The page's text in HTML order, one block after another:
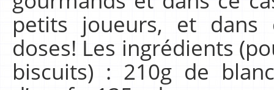
petits joueurs, et dans
doses! Les ingrédients
biscuits) : 210g de